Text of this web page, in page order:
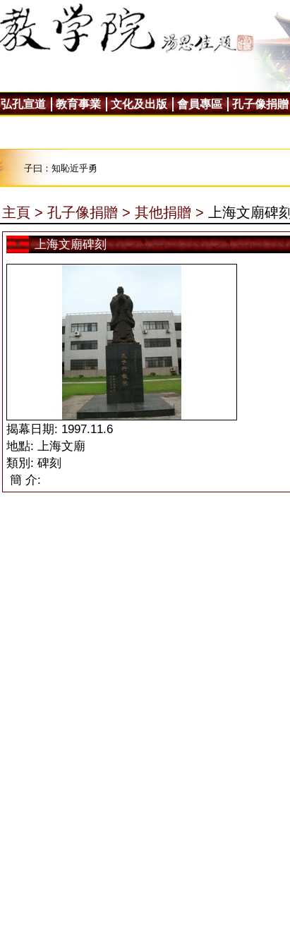
弘孔宣道 教育事業 文化及出版 會員專區 孔子像捐贈
子曰：知恥近乎勇
主頁 > 孔子像捐贈 > 其他捐贈 > 上海文廟碑刻
上海文廟碑刻
揭幕日期: 1997.11.6
地點: 上海文廟
類別: 碑刻
簡 介: